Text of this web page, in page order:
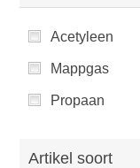
Acetyleen
Mappgas
Propaan
Artikel soort